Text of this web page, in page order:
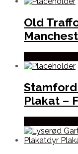
Old
Plakat –